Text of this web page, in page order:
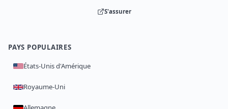
S'assurer
PAYS POPULAIRES
États-Unis d'Amérique
Royaume-Uni